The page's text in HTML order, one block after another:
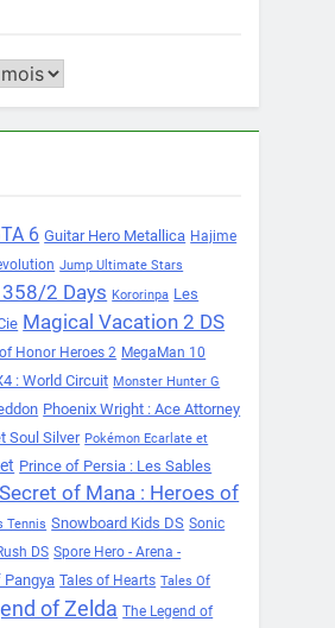
6 Guitar Hero Metallica Hajime
Jump Ultimate Stars
2 Days Kororinpa Les
Magical Vacation 2 DS
Honor Heroes 2 MegaMan 10
: World Circuit Monster Hunter G
Phoenix Wright : Ace Attorney
Soul Silver Pokémon Ecarlate et
Prince of Persia : Les Sables
Secret of Mana : Heroes of
Tennis Snowboard Kids DS Sonic
DS Spore Hero - Arena -
Pangya Tales of Hearts Tales Of
of Zelda The Legend of